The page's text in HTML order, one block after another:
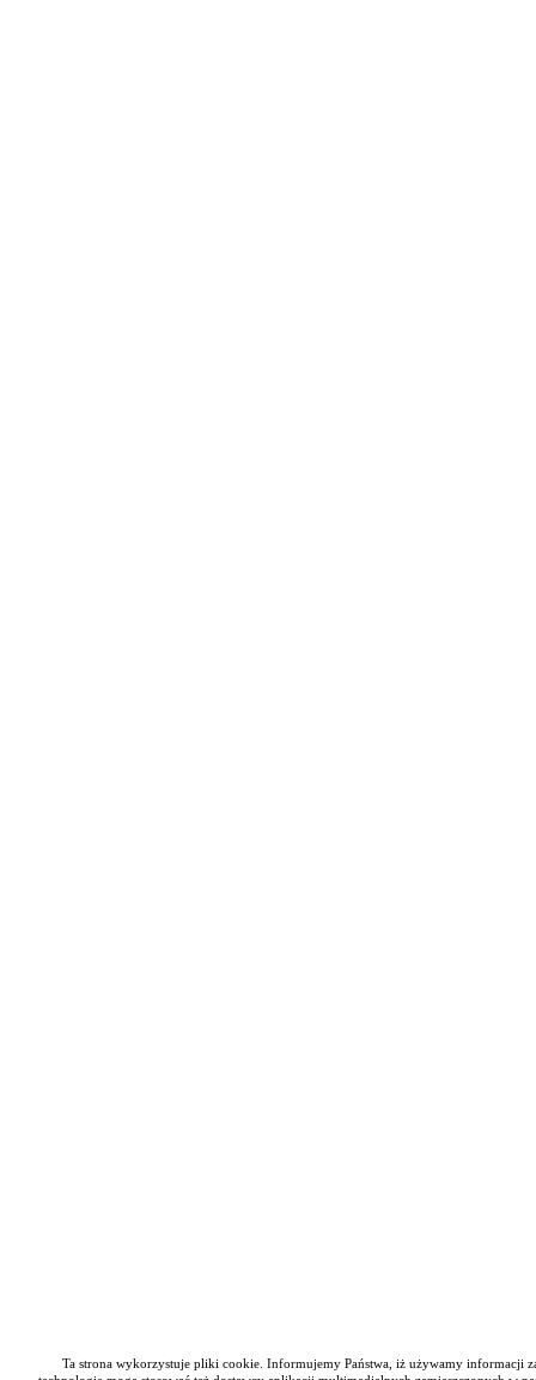
Ta strona wykorzystuje pliki cookie. Informujemy Państwa, iż używamy informacji